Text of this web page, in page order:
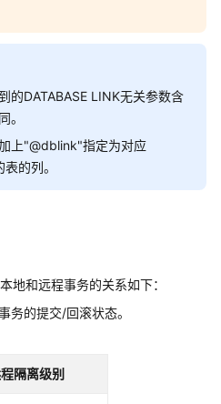
的DATABASE LINK无关参数含
。
上"@dblink"指定为对应
的列。
地和远程事务的关系如下：
务的提交/回滚状态。
隔离级别